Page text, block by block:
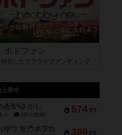
ボドファン
化したクラウドファンディング
上昇中
574 PT
がいさがし
り 2件の投稿
389 PT
リワイルド：サウスアメリカ